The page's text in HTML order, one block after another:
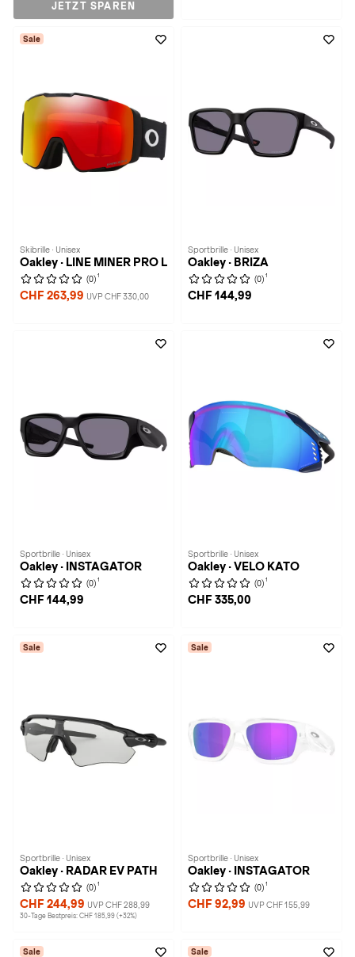
JETZT SPAREN
Sale
Skibrille · Unisex
Oakley · LINE MINER PRO L
(0) 1
CHF 263,99 UVP CHF 330,00
Sportbrille · Unisex
Oakley · BRIZA
(0) 1
CHF 144,99
Sportbrille · Unisex
Oakley · INSTAGATOR
(0) 1
CHF 144,99
Sportbrille · Unisex
Oakley · VELO KATO
(0) 1
CHF 335,00
Sale
Sportbrille · Unisex
Oakley · RADAR EV PATH
(0) 1
CHF 244,99 UVP CHF 288,99
30-Tage Bestpreis: CHF 185,99 (+32%)
Sale
Sportbrille · Unisex
Oakley · INSTAGATOR
(0) 1
CHF 92,99 UVP CHF 155,99
Sale Sale